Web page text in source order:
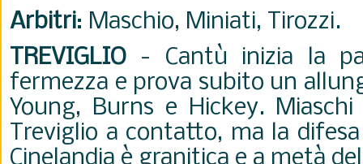
Arbitri: Maschio, Miniati, Tirozzi.
TREVIGLIO - Cantù inizia la
fermezza e prova subito un
Young, Burns e Hickey.
Treviglio a contatto, ma la
Cinelandia è granitica e a metà